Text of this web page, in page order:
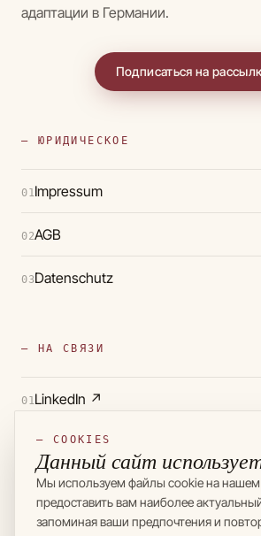
адаптации в Германии.
Подписаться на
— ЮРИДИЧЕСКОЕ
01 Impressum
02AGB
03Datenschutz
— НА СВЯЗИ
01 LinkedIn ↗
Telegram↗
Instagram↗
— COOKIES
Данный сайт
Мы используем файлы cookie на нашем
предоставить вам наиболее
запоминая ваши предпочтения и